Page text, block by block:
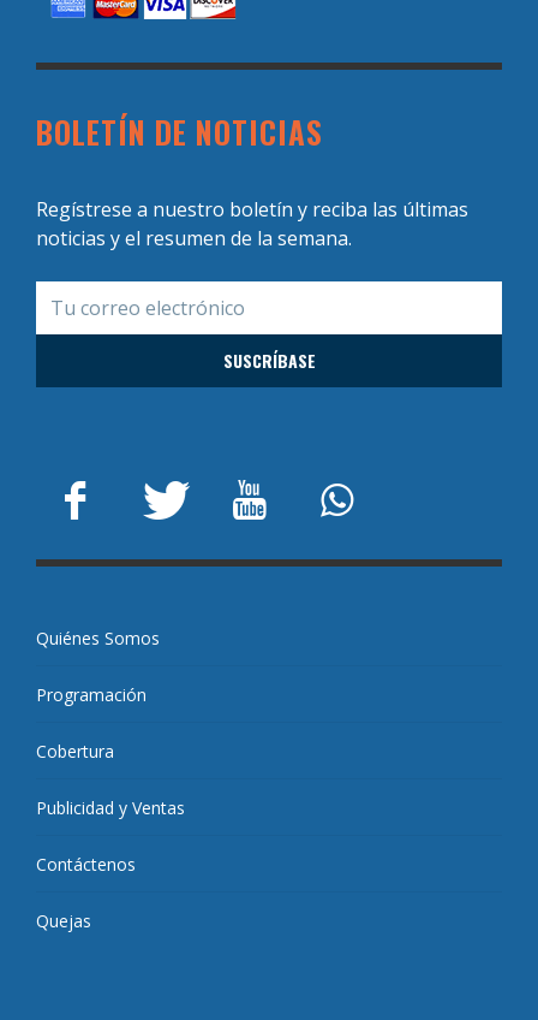
BOLETÍN DE NOTICIAS
Regístrese a nuestro boletín y reciba las últimas
noticias y el resumen de la semana.
Quiénes Somos
Programación
Cobertura
Publicidad y Ventas
Contáctenos
Quejas